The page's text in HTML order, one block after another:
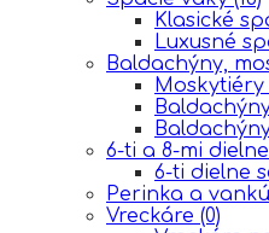
Klasické
Luxusné
Baldachýny,
Moskytiéry
6-ti a 8-mi
6-ti dielne
Perinka a
Vreckáre (0)